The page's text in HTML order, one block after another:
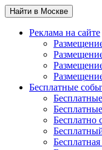
Найти в Москве
Реклама на сайте
Бесплатные
Бесплатно